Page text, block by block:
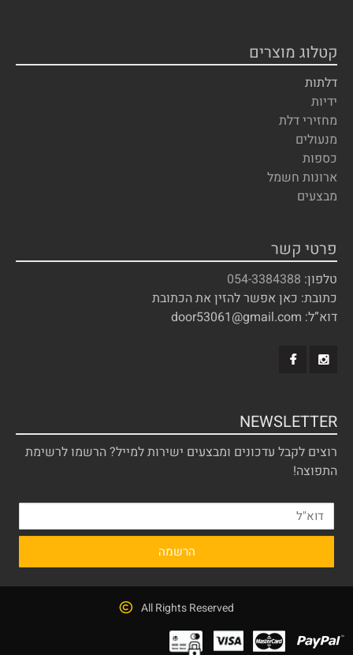
קטלוג מוצרים
דלתות
ידיות
מחזירי דלת
מנעולים
כספות
ארונות חשמל
מבצעים
פרטי קשר
טלפון: 054-3384388
כתובת: כאן אפשר להזין את הכתובת
דוא”ל: door53061@gmail.com
NEWSLETTER
רוצים לקבל עדכונים ומבצעים ישירות למייל? הרשמו לרשימת
התפוצה!
All Rights Reserved